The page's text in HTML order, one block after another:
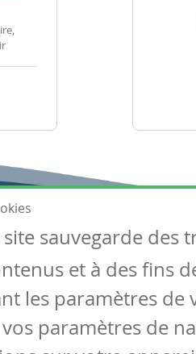
Articles
Tous les
Articles DYS
Circulaires
sauvegarde des
et à des fins
les paramètres
paramètres de